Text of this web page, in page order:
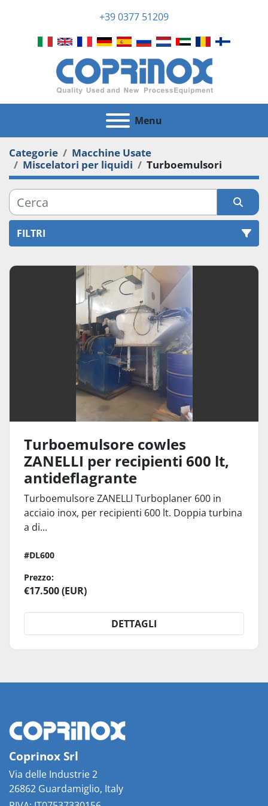
+39 0377 51209
Menu
Categorie
Macchine Usate
Miscelatori per liquidi
Turboemulsori
FILTRI
Turboemulsori (1)
Ordina per
Turboemulsore cowles
ZANELLI per recipienti 600 lt,
antideflagrante
Turboemulsore ZANELLI Turboplaner 600 in
acciaio inox, per recipienti 600 lt. Doppia turbina
a di...
#DL600
Prezzo:
€17.500 (EUR)
DETTAGLI
Coprinox Srl
Via delle Industrie 2
26862 Guardamiglio, Italy